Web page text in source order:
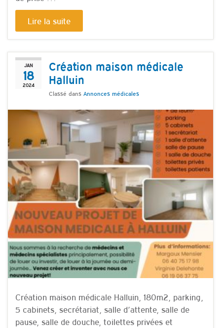
Lire la suite
JAN
18
2024
Création maison médicale
Halluin
Classé dans Annonces médicales
Création maison médicale Halluin, 180m2, parking,
5 cabinets, secrétariat, salle d’attente, salle de
pause, salle de douche, toilettes privées et